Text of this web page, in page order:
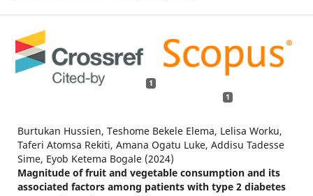
1
1
Burtukan Hussien, Teshome Bekele Elema, Lelisa Worku,
Taferi Atomsa Rekiti, Amana Ogatu Luke, Addisu Tadesse
Sime, Eyob Ketema Bogale (2024)
Magnitude of fruit and vegetable consumption and its
associated factors among patients with type 2 diabetes